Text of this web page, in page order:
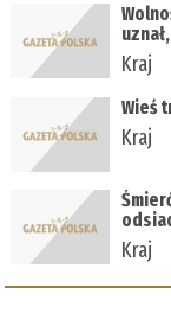
Kraj
Wieś
Kraj
Kraj